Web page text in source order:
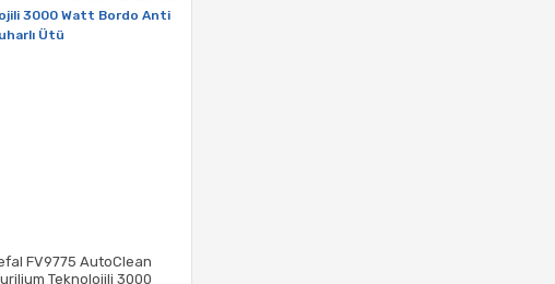
FV9775 AutoClean
Teknolojili 3000